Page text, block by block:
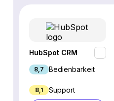
HubSpot CRM
8,7 Bedienbarkeit
8,1 Support